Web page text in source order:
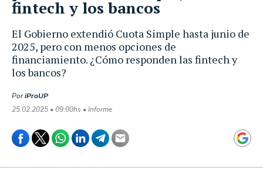
El Gobierno extendió Cuota Simple hasta junio de
2025, pero con menos opciones de
financiamiento. ¿Cómo responden las fintech y
los bancos?
PoriProUP
25.02.2025 • 09:00hs • Informe
fintech y los bancos